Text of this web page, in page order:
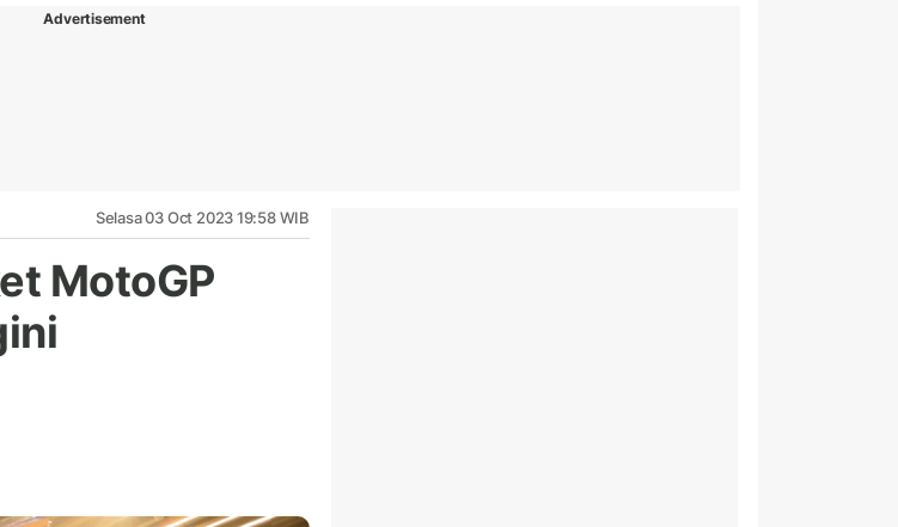
Advertisement
Selasa 03 Oct 2023 19:58 WIB
MotoGP